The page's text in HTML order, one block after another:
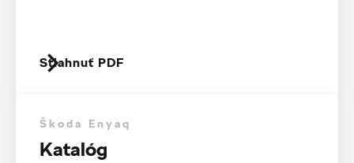
Stiahnuť PDF
Škoda Enyaq
Katalóg